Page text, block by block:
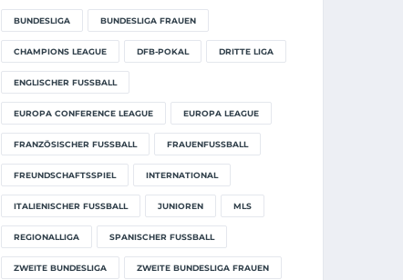
BUNDESLIGA BUNDESLIGA FRAUEN
CHAMPIONS LEAGUE DFB-POKAL DRITTE LIGA
ENGLISCHER FUSSBALL
EUROPA CONFERENCE LEAGUE EUROPA LEAGUE
FRANZÖSISCHER FUSSBALL FRAUENFUSSBALL
FREUNDSCHAFTSSPIEL INTERNATIONAL
ITALIENISCHER FUSSBALL JUNIOREN MLS
REGIONALLIGA SPANISCHER FUSSBALL
ZWEITE BUNDESLIGA ZWEITE BUNDESLIGA FRAUEN